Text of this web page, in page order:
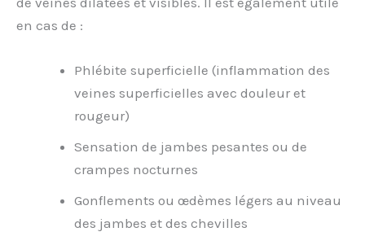
en cas de :
Phlébite superficielle (inflammation des
veines superficielles avec douleur et
rougeur)
Sensation de jambes pesantes ou de
crampes nocturnes
Gonflements ou œdèmes légers au niveau
des jambes et des chevilles